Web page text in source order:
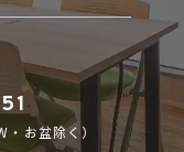
お盆除く）